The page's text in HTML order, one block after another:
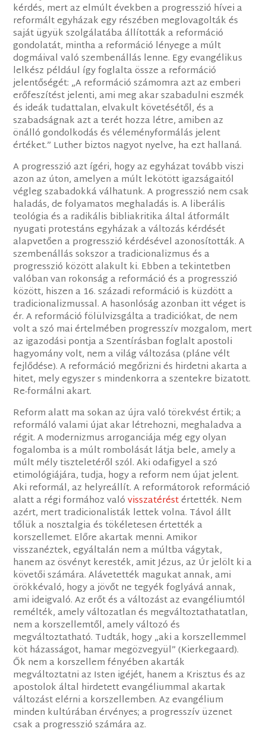
kérdés, mert az elmúlt években a progresszió hívei a
reformált egyházak egy részében meglovagolták és
saját ügyük szolgálatába állították a reformáció
gondolatát, mintha a reformáció lényege a múlt
dogmáival való szembenállás lenne. Egy evangélikus
lelkész például így foglalta össze a reformáció
jelentőségét: „A reformáció számomra azt az emberi
erőfeszítést jelenti, ami meg akar szabadulni eszmék
és ideák tudattalan, elvakult követésétől, és a
szabadságnak azt a terét hozza létre, amiben az
önálló gondolkodás és véleményformálás jelent
értéket.” Luther biztos nagyot nyelve, ha ezt hallaná.
A progresszió azt ígéri, hogy az egyházat tovább viszi
azon az úton, amelyen a múlt lekötött igazságaitól
végleg szabadokká válhatunk. A progresszió nem csak
haladás, de folyamatos meghaladás is. A liberális
teológia és a radikális bibliakritika által átformált
nyugati protestáns egyházak a változás kérdését
alapvetően a progresszió kérdésével azonosították. A
szembenállás sokszor a tradicionalizmus és a
progresszió között alakult ki. Ebben a tekintetben
valóban van rokonság a reformáció és a progresszió
között, hiszen a 16. századi reformáció is küzdött a
tradicionalizmussal. A hasonlóság azonban itt véget is
ér. A reformáció fölülvizsgálta a tradiciókat, de nem
volt a szó mai értelmében progresszív mozgalom, mert
az igazodási pontja a Szentírásban foglalt apostoli
hagyomány volt, nem a világ változása (pláne vélt
fejlődése). A reformáció megőrizni és hirdetni akarta a
hitet, mely egyszer s mindenkorra a szentekre bizatott.
Re-formálni akart.
Reform alatt ma sokan az újra való törekvést értik; a
reformáló valami újat akar létrehozni, meghaladva a
régit. A modernizmus arroganciája még egy olyan
fogalomba is a múlt rombolását látja bele, amely a
múlt mély tiszteletéről szól. Aki odafigyel a szó
etimológiájára, tudja, hogy a reform nem újat jelent.
Aki reformál, az helyreállít. A reformátorok reformáció
alatt a régi formához valóvisszatéréstértették. Nem
azért, mert tradicionalisták lettek volna. Távol állt
tőlük a nosztalgia és tökéletesen értették a
korszellemet. Előre akartak menni. Amikor
visszanéztek, egyáltalán nem a múltba vágytak,
hanem az ösvényt keresték, amit Jézus, az Úr jelölt ki a
követői számára. Alávetették magukat annak, ami
örökkévaló, hogy a jövőt ne tegyék foglyává annak,
ami ideigvaló. Az erőt és a változást az evangéliumtól
remélték, amely változatlan és megváltoztathatatlan,
nem a korszellemtől, amely változó és
megváltoztatható. Tudták, hogy „aki a korszellemmel
köt házasságot, hamar megözvegyül” (Kierkegaard).
Ők nem a korszellem fényében akarták
megváltoztatni az Isten igéjét, hanem a Krisztus és az
apostolok által hirdetett evangéliummal akartak
változást elérni a korszellemben. Az evangélium
minden kultúrában érvényes; a progresszív üzenet
csak a progresszió számára az.